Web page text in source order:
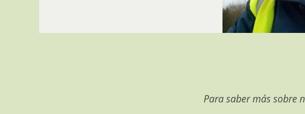
Para saber más sobre